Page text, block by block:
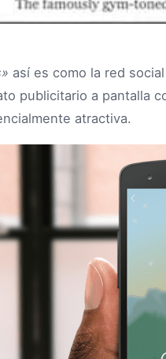
así es como la red
publicitario a pantalla
atractiva.